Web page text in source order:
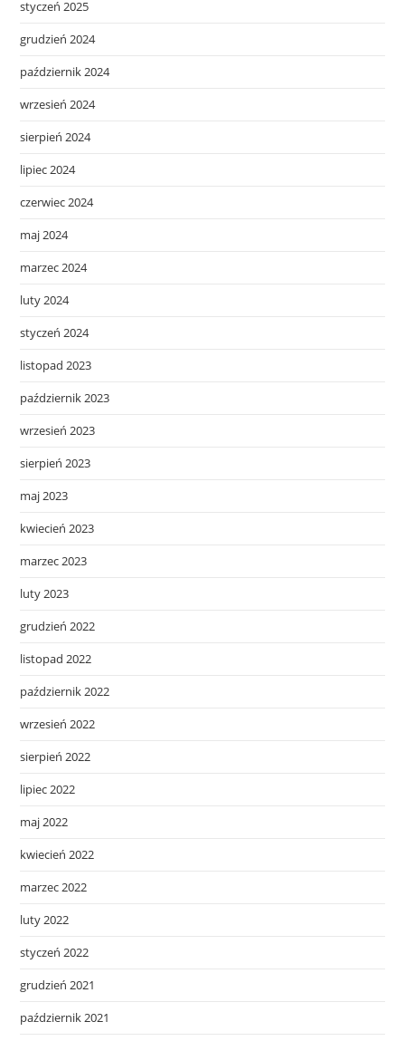
styczeń 2025
grudzień 2024
październik 2024
wrzesień 2024
sierpień 2024
lipiec 2024
czerwiec 2024
maj 2024
marzec 2024
luty 2024
styczeń 2024
listopad 2023
październik 2023
wrzesień 2023
sierpień 2023
maj 2023
kwiecień 2023
marzec 2023
luty 2023
grudzień 2022
listopad 2022
październik 2022
wrzesień 2022
sierpień 2022
lipiec 2022
maj 2022
kwiecień 2022
marzec 2022
luty 2022
styczeń 2022
grudzień 2021
październik 2021